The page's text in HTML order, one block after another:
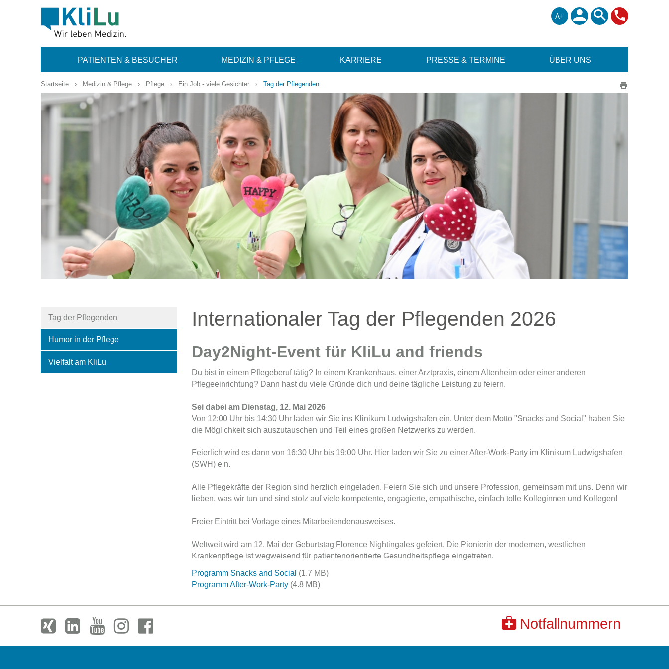
A+
PATIENTEN & BESUCHER MEDIZIN & PFLEGE KARRIERE PRESSE & TERMINE ÜBER UNS
Startseite › Medizin & Pflege › Pflege › Ein Job - viele Gesichter › Tag der Pflegenden
Tag der Pflegenden
Humor in der Pflege
Vielfalt am KliLu
Internationaler Tag der Pflegenden 2026
Day2Night-Event für KliLu and friends
Du bist in einem Pflegeberuf tätig? In einem Krankenhaus, einer Arztpraxis, einem Altenheim oder einer anderen
Pflegeeinrichtung? Dann hast du viele Gründe dich und deine tägliche Leistung zu feiern.
Sei dabei am Dienstag, 12. Mai 2026
Von 12:00 Uhr bis 14:30 Uhr laden wir Sie ins Klinikum Ludwigshafen ein. Unter dem Motto "Snacks and Social" haben Sie
die Möglichkeit sich auszutauschen und Teil eines großen Netzwerks zu werden.
Feierlich wird es dann von 16:30 Uhr bis 19:00 Uhr. Hier laden wir Sie zu einer After-Work-Party im Klinikum Ludwigshafen
(SWH) ein.
Alle Pflegekräfte der Region sind herzlich eingeladen. Feiern Sie sich und unsere Profession, gemeinsam mit uns. Denn wir
lieben, was wir tun und sind stolz auf viele kompetente, engagierte, empathische, einfach tolle Kolleginnen und Kollegen!
Freier Eintritt bei Vorlage eines Mitarbeitendenausweises.
Weltweit wird am 12. Mai der Geburtstag Florence Nightingales gefeiert. Die Pionierin der modernen, westlichen
Krankenpflege ist wegweisend für patientenorientierte Gesundheitspflege eingetreten.
Programm Snacks and Social (1.7 MB)
Programm After-Work-Party(4.8 MB)
Notfallnummern